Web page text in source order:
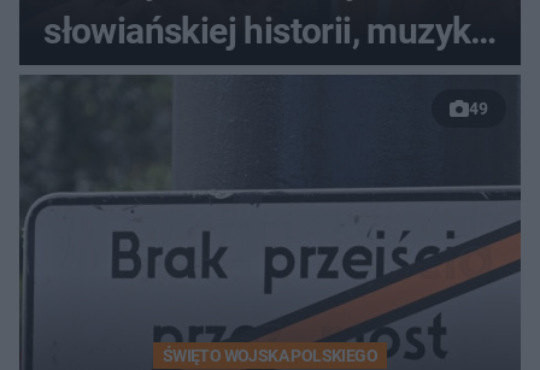
słowiańskiej historii, muzyki i
relaksu nad Jeziorem
49
ŚWIĘTO WOJSKA POLSKIEGO